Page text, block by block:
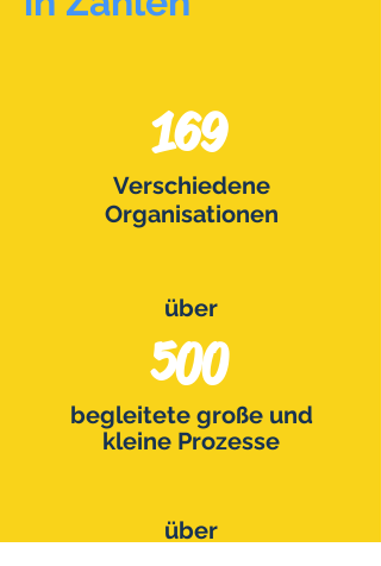
169
Verschiedene
Organisationen
über
500
begleitete große und
kleine Prozesse
über